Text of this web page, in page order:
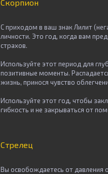
Скорпион
С приходом в ваш знак Лилит
личности. Это год, когда вам
страхов.
Используйте этот период для
позитивные моменты.
жизнь, принося чувство
Используйте этот год, чтобы
гибкость и не закрываться от
Стрелец
Вы освобождаетесь от давления